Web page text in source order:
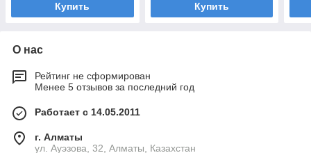
Купить Купить
О нас
Рейтинг не сформирован
Менее 5 отзывов за последний год
Работает с 14.05.2011
г. Алматы
ул. Ауэзова, 32, Алматы, Казахстан